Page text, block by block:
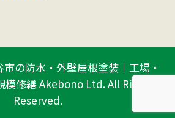
の防水・外壁屋根塗装｜工場・
模修繕 Akebono Ltd.All Rights
Reserved.